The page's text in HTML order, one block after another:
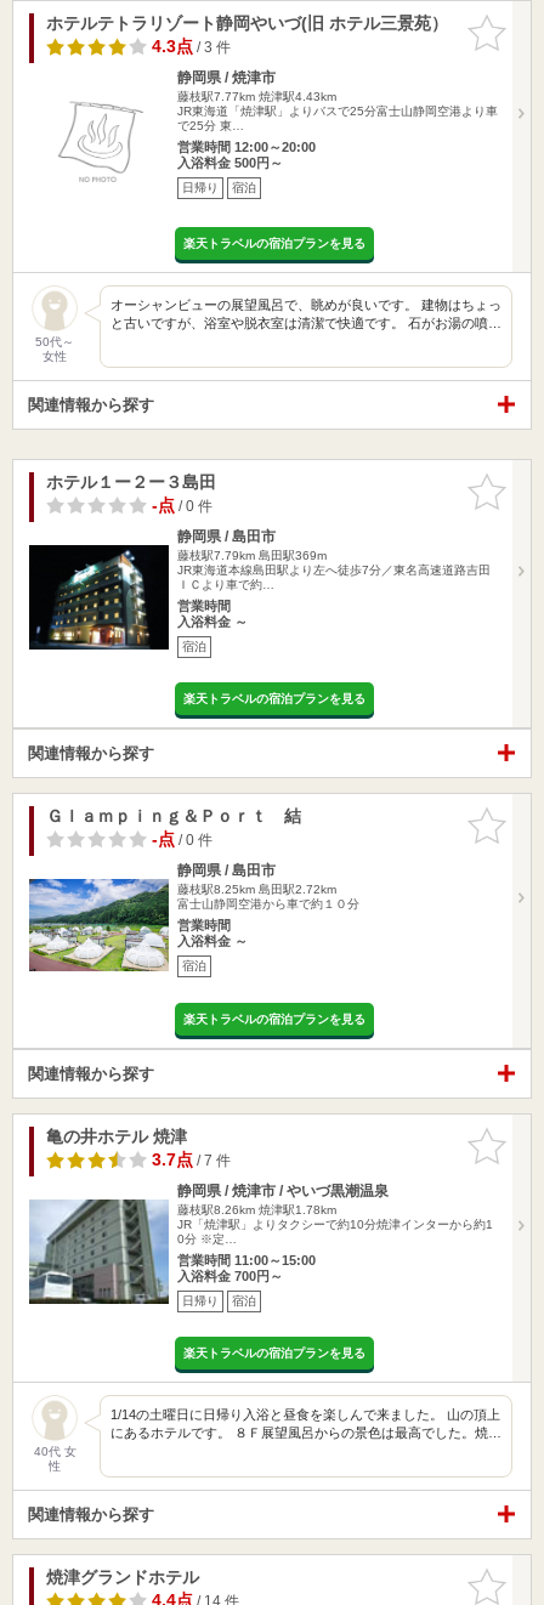
お気に入
りに追加
ホテルテトラリゾート静岡やいづ(旧 ホテル三景苑）
4.3点/ 3 件
静岡県 / 焼津市
藤枝駅7.77km 焼津駅4.43km
JR東海道「焼津駅」よりバスで25分富士山静岡空港より車
で25分 東…
営業時間 12:00～20:00
入浴料金 500円～
日帰り 宿泊
楽天トラベルの宿泊プランを見る
50代～
女性
オーシャンビューの展望風呂で、眺めが良いです。 建物はちょっ
と古いですが、浴室や脱衣室は清潔で快適です。 石がお湯の噴…
関連情報から探す
お気に入
りに追加
ホテル１ー２ー３島田
-点/ 0 件
静岡県 / 島田市
藤枝駅7.79km 島田駅369m
JR東海道本線島田駅より左へ徒歩7分／東名高速道路吉田
ＩＣより車で約…
営業時間
入浴料金 ～
宿泊
楽天トラベルの宿泊プランを見る
関連情報から探す
お気に入
りに追加
Ｇｌａｍｐｉｎｇ＆Ｐｏｒｔ 結
-点/ 0 件
静岡県 / 島田市
藤枝駅8.25km 島田駅2.72km
富士山静岡空港から車で約１０分
営業時間
入浴料金 ～
宿泊
楽天トラベルの宿泊プランを見る
関連情報から探す
お気に入
りに追加
亀の井ホテル 焼津
3.7点/ 7 件
静岡県 / 焼津市 / やいづ黒潮温泉
藤枝駅8.26km 焼津駅1.78km
JR「焼津駅」よりタクシーで約10分焼津インターから約1
0分 ※定…
営業時間 11:00～15:00
入浴料金 700円～
日帰り 宿泊
楽天トラベルの宿泊プランを見る
40代 女
性
1/14の土曜日に日帰り入浴と昼食を楽しんで来ました。 山の頂上
にあるホテルです。 ８Ｆ展望風呂からの景色は最高でした。焼…
関連情報から探す
お気に入
りに追加
焼津グランドホテル
4.4点/ 14 件